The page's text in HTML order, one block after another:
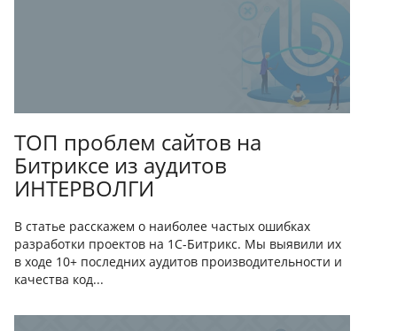
ТОП проблем сайтов на
Битриксе из аудитов
ИНТЕРВОЛГИ
В статье расскажем о наиболее частых ошибках
разработки проектов на 1С-Битрикс. Мы выявили их
в ходе 10+ последних аудитов производительности и
качества код...